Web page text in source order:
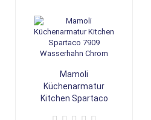
Mamoli
Küchenarmatur
Kitchen Spartaco